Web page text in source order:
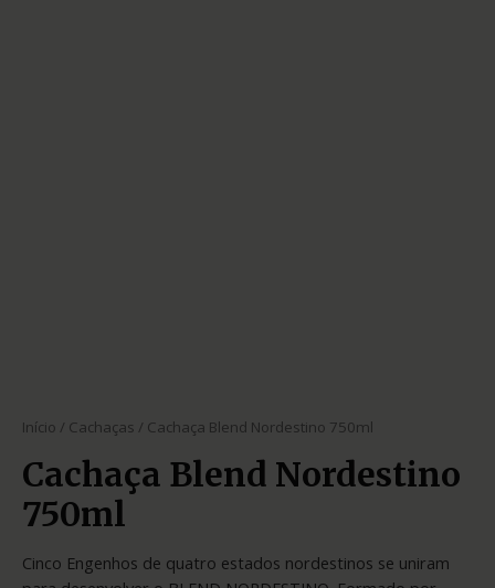
Início / Cachaças / Cachaça Blend Nordestino 750ml
Cachaça Blend Nordestino
750ml
Cinco Engenhos de quatro estados nordestinos se uniram